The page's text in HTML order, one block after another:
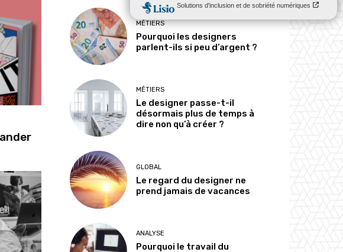
MÉTIERS
Pourquoi les designers
parlent-ils si peu d’argent ?
MÉTIERS
Le designer passe-t-il
désormais plus de temps à
dire non qu’à créer ?
GLOBAL
Le regard du designer ne
prend jamais de vacances
ANALYSE
Pourquoi le travail du